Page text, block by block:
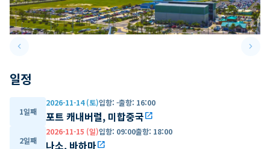
keyboard_arrow_leftPrevious slide keyboard_arrow_right
일정
1일째
2026-11-14 (토)입항: -출항: 16:00
포트 캐내버럴, 미합중국open_in_new
2일째
2026-11-15 (일)입항: 09:00출항: 18:00
나소, 바하마open_in_new